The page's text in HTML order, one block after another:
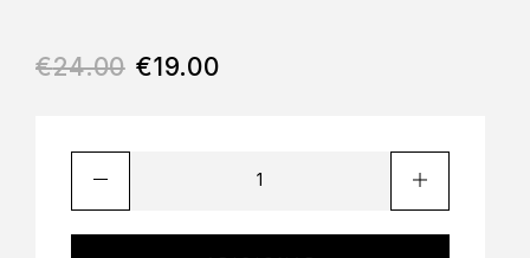
€24.00 €19.00